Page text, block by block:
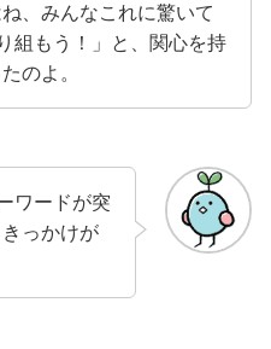
、みんなこれに驚いて
組もう！」と、関心を持
のよ。
ワードが突
っかけが